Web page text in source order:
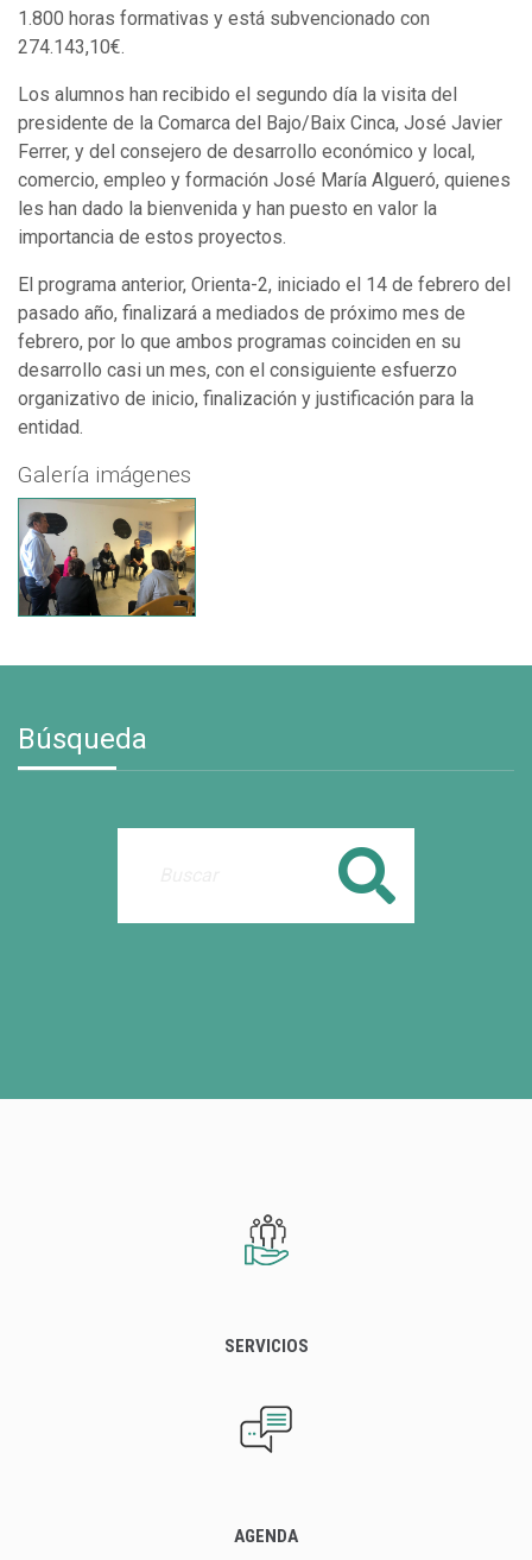
1.800 horas formativas y está subvencionado con
274.143,10€.
Los alumnos han recibido el segundo día la visita del
presidente de la Comarca del Bajo/Baix Cinca, José Javier
Ferrer, y del consejero de desarrollo económico y local,
comercio, empleo y formación José María Algueró, quienes
les han dado la bienvenida y han puesto en valor la
importancia de estos proyectos.
El programa anterior, Orienta-2, iniciado el 14 de febrero del
pasado año, finalizará a mediados de próximo mes de
febrero, por lo que ambos programas coinciden en su
desarrollo casi un mes, con el consiguiente esfuerzo
organizativo de inicio, finalización y justificación para la
entidad.
Galería imágenes
Búsqueda
Buscar
SERVICIOS
AGENDA